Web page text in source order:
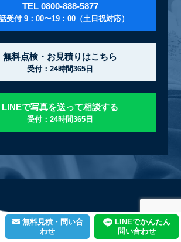
無料見積・問い合
わせ
LINEでかんたん
問い合わせ
TEL 0800-888-5877
受付 9：00〜19：00（土日祝対応）
無料点検・お見積りはこちら
受付：24時間365日
LINEで写真を送って相談する
受付：24時間365日